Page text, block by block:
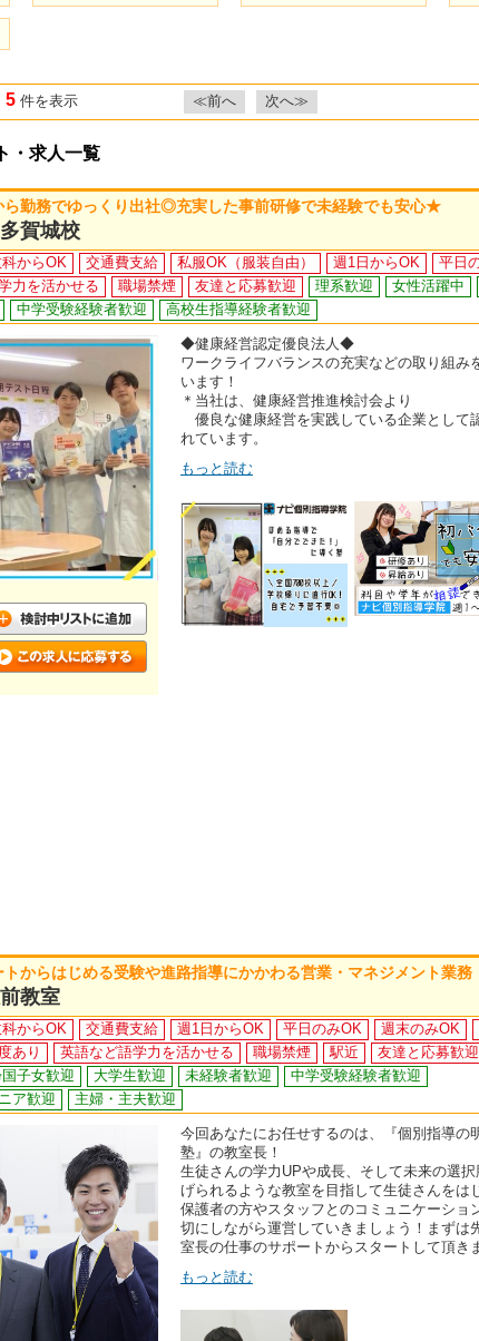
5 件を表示 ≪前へ 次へ≫
・求人一覧
ら勤務でゆっくり出社◎充実した事前研修で未経験でも安心★
賀城校
科からOK 交通費支給 私服OK（服装自由） 週1日からOK
平日
力を活かせる 職場禁煙 友達と応募歓迎 理系歓迎 女性活躍中
中学受験経験者歓迎 高校生指導経験者歓迎
◆健康経営認定優良法人◆
ワークライフバランスの充実などの取り組み
います！
＊当社は、健康経営推進検討会より
優良な健康経営を実践している企業として
れています。
もっと読む
からはじめる受験や進路指導にかかわる営業・マネジメント業務
教室
科からOK 交通費支給 週1日からOK 平日のみOK 週末のみOK
あり 英語など語学力を活かせる 職場禁煙 駅近 友達と応募歓迎
国子女歓迎 大学生歓迎 未経験者歓迎
中学受験経験者歓迎
ア歓迎 主婦・主夫歓迎
今回あなたにお任せするのは、『個別指導の
塾』の教室長！
生徒さんの学力UPや成長、そして未来の選択
げられるような教室を目指して生徒さんをは
保護者の方やスタッフとのコミュニケーショ
切にしながら運営していきましょう！まずは
室長の仕事のサポートからスタートして頂き
もっと読む